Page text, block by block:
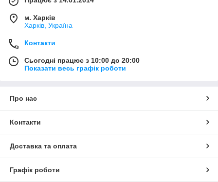
м. Харків
Харків, Україна
Контакти
Сьогодні працює з 10:00 до 20:00
Показати весь графік роботи
Про нас
Контакти
Доставка та оплата
Графік роботи